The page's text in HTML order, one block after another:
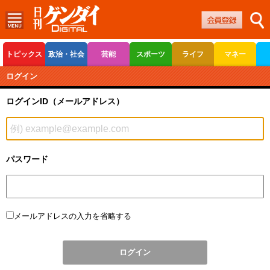
トピックス 政治・社会 芸能 スポーツ ライフ マネー
ボートレース
ログイン
ログインID（メールアドレス）
パスワード
メールアドレスの入力を省略する